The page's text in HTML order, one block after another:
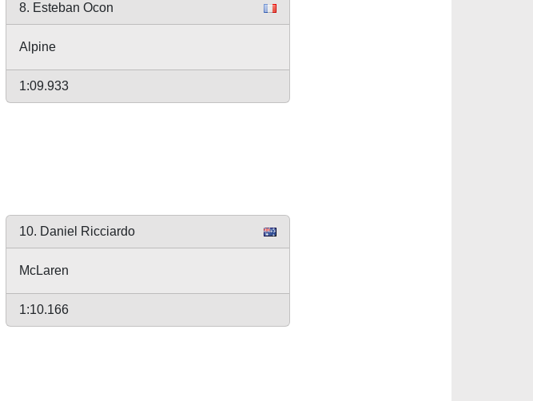
8. Esteban Ocon
Alpine
1:09.933
10. Daniel Ricciardo
McLaren
1:10.166